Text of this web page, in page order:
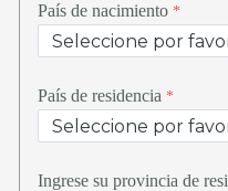
País de nacimiento
País de residencia
Ingrese su provincia de